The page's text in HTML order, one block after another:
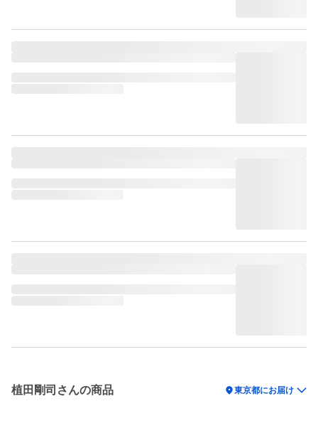
植田剛司さんの商品 location_on東京都にお届け